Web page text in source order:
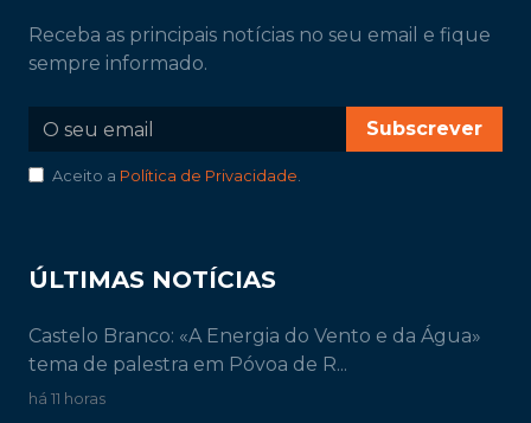
Receba as principais notícias no seu email e fique
sempre informado.
Subscrever
Aceito a Política de Privacidade.
ÚLTIMAS NOTÍCIAS
Castelo Branco: «A Energia do Vento e da Água»
tema de palestra em Póvoa de R...
há 11 horas